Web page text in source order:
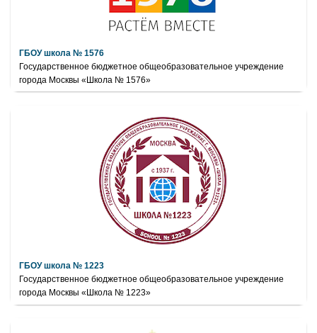
ГБОУ школа № 1576
Государственное бюджетное общеобразовательное учреждение
города Москвы «Школа № 1576»
ГБОУ школа № 1223
Государственное бюджетное общеобразовательное учреждение
города Москвы «Школа № 1223»